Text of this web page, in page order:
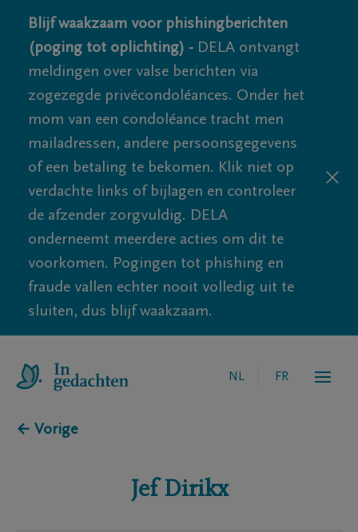
Blijf waakzaam voor phishingberichten
(poging tot oplichting) - DELA ontvangt
meldingen over valse berichten via
zogezegde privécondoléances. Onder het
mom van een condoléance tracht men
mailadressen, andere persoonsgegevens
of een betaling te bekomen. Klik niet op
verdachte links of bijlagen en controleer
de afzender zorgvuldig. DELA
onderneemt meerdere acties om dit te
voorkomen. Pogingen tot phishing en
fraude vallen echter nooit volledig uit te
sluiten, dus blijf waakzaam.
NL FR
← Vorige
Jef Dirikx